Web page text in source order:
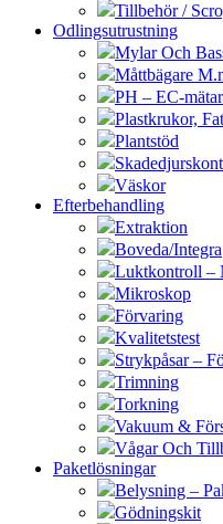
Tillbehör /
Odlingsutrustning
Mylar Och
Måttbägare
PH – EC-
Plastkrukor,
Plantstöd
Väskor
Efterbehandling
Extraktion
Boveda/Integra
Luktkontroll –
Mikroskop
Förvaring
Kvalitetstest
Strykpåsar –
Trimning
Torkning
Vakuum &
Vågar Och
Paketlösningar
Belysning –
Gödningskit